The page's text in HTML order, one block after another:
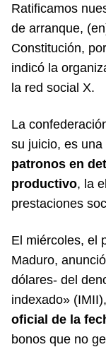
Ratificamos
de arranque,
Constitución,
indicó la
la red social X.
La
su juicio, es
patronos en
productivo, la
prestaciones
El miércoles, el
Maduro,
dólares- del
indexado» (IMII),
oficial de la
bonos que no